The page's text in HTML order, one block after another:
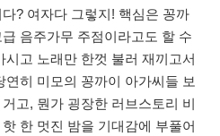
? 여자다 그렇지! 핵심은 꽁까
음주가무 주점이라고도 할 수
고 노래만 한껏 불러 재끼고서
히 미모의 꽁까이 아가씨들 보
고, 뭔가 굉장한 러브스토리 비
한 멋진 밤을 기대감에 부풀어